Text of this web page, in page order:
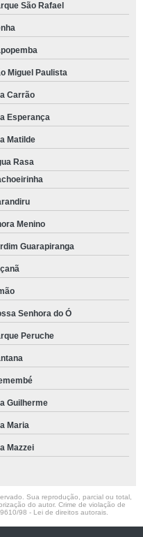
São Rafael
Miguel Paulista
Carrão
Esperança
Matilde
Rasa
Menino
Guarapiranga
Senhora do Ó
Peruche
Guilherme
Maria
Mazzei
Sua reprodução, parcial ou total,
do autor. Crime de violação de
98 - Lei de direitos autorais